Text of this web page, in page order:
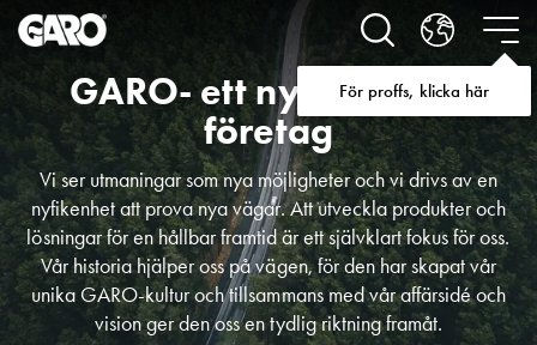
För proffs, klicka här
Lösningar
för
Elbilsladdning
Elbilsladdning
bostadsrättsförening
Elbilsladdning
företag
Elbilsladdning
publika
miljöer
GARO- ett nytänkande
företag
Vi ser utmaningar som nya möjligheter och vi drivs av en
nyfikenhet att prova nya vägar. Att utveckla produkter och
lösningar för en hållbar framtid är ett självklart fokus för oss.
Vår historia hjälper oss på vägen, för den har skapat vår
unika GARO-kultur och tillsammans med vår affärsidé och
vision ger den oss en tydlig riktning framåt.